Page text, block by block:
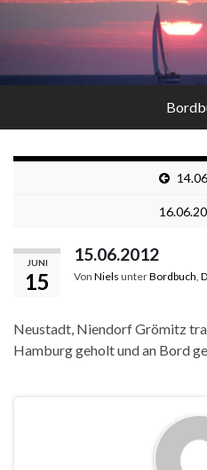
JUNI
15
15.06.2012
Von Niels unterBordbuch
Neustadt, Niendorf Grömitz
Hamburg geholt und an Bord